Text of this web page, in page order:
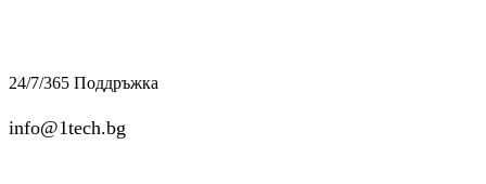
24/7/365 Поддръжка
info@1tech.bg